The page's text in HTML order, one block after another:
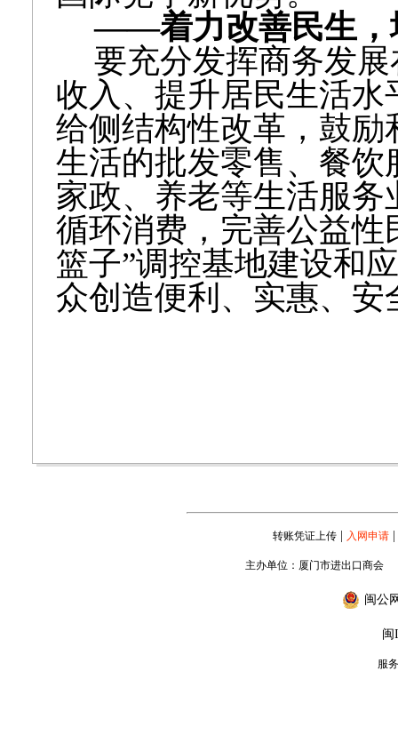
——着力改善民生，
要充分发挥商务发
收入、提升居民生活
给侧结构性改革，鼓
生活的批发零售、餐
家政、养老等生活服
循环消费，完善公益性
篮子”调控基地建设和
众创造便利、实惠、安
转账凭证上传| 入网申请|
主办单位：厦门市进出口商
闽公
闽
服